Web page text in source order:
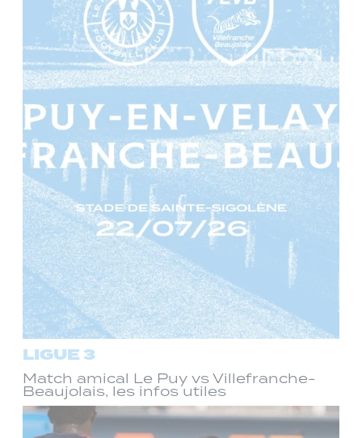
LIGUE 3
Match amical Le Puy vs Villefranche-
Beaujolais, les infos utiles